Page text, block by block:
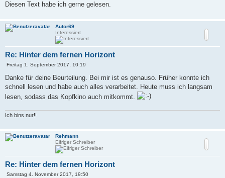
Diesen Text habe ich gerne gelesen.
Autor69
Interessiert
Re: Hinter dem fernen Horizont
B
r
a
g
Freitag 1. September 2017, 10:19
Danke für deine Beurteilung. Bei mir ist es genauso. Früher konnte ich
schnell lesen und habe auch alles verarbeitet. Heute muss ich langsam
lesen, sodass das Kopfkino auch mitkommt.
Ich bins nur!!
Rehmann
Eifriger Schreiber
Re: Hinter dem fernen Horizont
BSamstag 4. November 2017, 19:50